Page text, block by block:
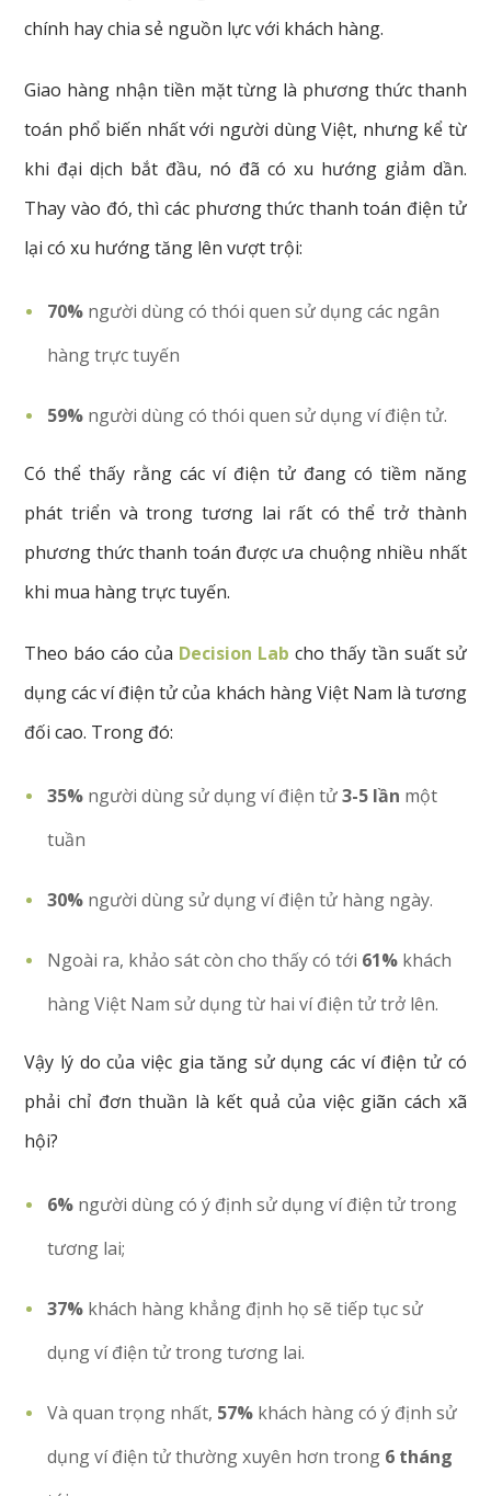
chính hay chia sẻ nguồn lực với khách hàng.
Giao hàng nhận tiền mặt từng là phương thức thanh
toán phổ biến nhất với người dùng Việt, nhưng kể từ
khi đại dịch bắt đầu, nó đã có xu hướng giảm dần.
Thay vào đó, thì các phương thức thanh toán điện tử
lại có xu hướng tăng lên vượt trội:
70% người dùng có thói quen sử dụng các ngân
hàng trực tuyến
59% người dùng có thói quen sử dụng ví điện tử.
Có thể thấy rằng các ví điện tử đang có tiềm năng
phát triển và trong tương lai rất có thể trở thành
phương thức thanh toán được ưa chuộng nhiều nhất
khi mua hàng trực tuyến.
Theo báo cáo của Decision Lab cho thấy tần suất sử
dụng các ví điện tử của khách hàng Việt Nam là tương
đối cao. Trong đó:
35% người dùng sử dụng ví điện tử3-5 lần một
tuần
30% người dùng sử dụng ví điện tử hàng ngày.
Ngoài ra, khảo sát còn cho thấy có tới 61% khách
hàng Việt Nam sử dụng từ hai ví điện tử trở lên.
Vậy lý do của việc gia tăng sử dụng các ví điện tử có
phải chỉ đơn thuần là kết quả của việc giãn cách xã
hội?
6% người dùng có ý định sử dụng ví điện tử trong
tương lai;
37% khách hàng khẳng định họ sẽ tiếp tục sử
dụng ví điện tử trong tương lai.
Và quan trọng nhất, 57% khách hàng có ý định sử
dụng ví điện tử thường xuyên hơn trong 6 tháng